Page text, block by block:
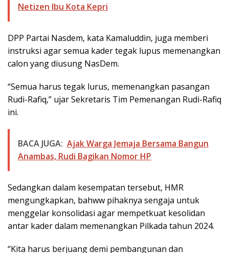
Netizen Ibu Kota Kepri
DPP Partai Nasdem, kata Kamaluddin, juga memberi
instruksi agar semua kader tegak lupus memenangkan
calon yang diusung NasDem.
“Semua harus tegak lurus, memenangkan pasangan
Rudi-Rafiq,” ujar Sekretaris Tim Pemenangan Rudi-Rafiq
ini.
BACA JUGA: Ajak Warga Jemaja Bersama Bangun
Anambas, Rudi Bagikan Nomor HP
Sedangkan dalam kesempatan tersebut, HMR
mengungkapkan, bahww pihaknya sengaja untuk
menggelar konsolidasi agar mempetkuat kesolidan
antar kader dalam memenangkan Pilkada tahun 2024.
“Kita harus berjuang demi pembangunan dan